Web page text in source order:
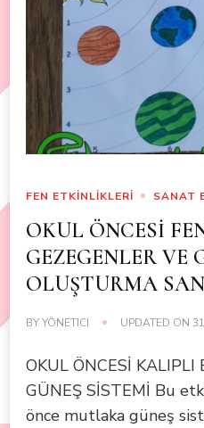
FEN ETKİNLİKLERİ SANAT
OKUL ÖNCESİ
GEZEGENLER VE
OLUŞTURMA
BYYÖNETICI UPDATED ON
OKUL ÖNCESİ KALIPLI
GÜNEŞ SİSTEMİ Bu
önce mutlaka güneş